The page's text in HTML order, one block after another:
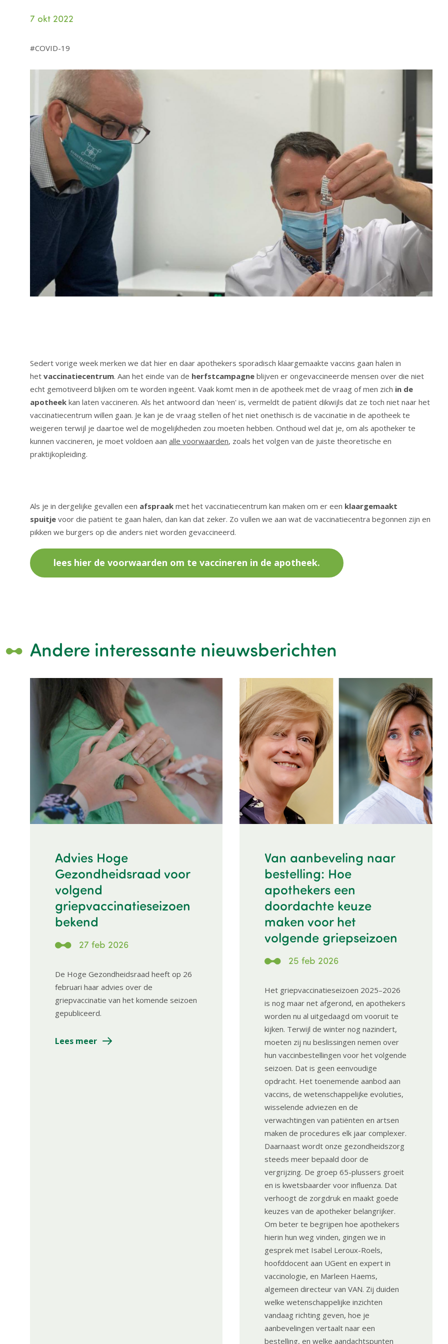
7 okt 2022
COVID-19
Sedert vorige week merken we dat hier en daar apothekers sporadisch klaargemaakte vaccins gaan halen in
het vaccinatiecentrum. Aan het einde van de herfstcampagne blijven er ongevaccineerde mensen over die niet
echt gemotiveerd blijken om te worden ingeënt. Vaak komt men in de apotheek met de vraag of men zich in de
apotheek kan laten vaccineren. Als het antwoord dan 'neen' is, vermeldt de patiënt dikwijls dat ze toch niet naar het
vaccinatiecentrum willen gaan. Je kan je de vraag stellen of het niet onethisch is de vaccinatie in de apotheek te
weigeren terwijl je daartoe wel de mogelijkheden zou moeten hebben. Onthoud wel dat je, om als apotheker te
kunnen vaccineren, je moet voldoen aan alle voorwaarden, zoals het volgen van de juiste theoretische en
praktijkopleiding.
Als je in dergelijke gevallen een afspraak met het vaccinatiecentrum kan maken om er een klaargemaakt
spuitje voor die patiënt te gaan halen, dan kan dat zeker. Zo vullen we aan wat de vaccinatiecentra begonnen zijn en
pikken we burgers op die anders niet worden gevaccineerd.
lees hier de voorwaarden om te vaccineren in de apotheek.
Andere interessante nieuwsberichten
Advies Hoge
Gezondheidsraad voor
volgend
griepvaccinatieseizoen
bekend
27 feb 2026
De Hoge Gezondheidsraad heeft op 26
februari haar advies over de
griepvaccinatie van het komende seizoen
gepubliceerd.
Lees meer
Image
Van aanbeveling naar
bestelling: Hoe
apothekers een
doordachte keuze
maken voor het
volgende griepseizoen
25 feb 2026
Het griepvaccinatieseizoen 2025–2026
is nog maar net afgerond, en apothekers
worden nu al uitgedaagd om vooruit te
kijken. Terwijl de winter nog nazindert,
moeten zij nu beslissingen nemen over
hun vaccinbestellingen voor het volgende
seizoen. Dat is geen eenvoudige
opdracht. Het toenemende aanbod aan
vaccins, de wetenschappelijke evoluties,
wisselende adviezen en de
verwachtingen van patiënten en artsen
maken de procedures elk jaar complexer.
Daarnaast wordt onze gezondheidszorg
steeds meer bepaald door de
vergrijzing. De groep 65-plussers groeit
en is kwetsbaarder voor influenza. Dat
verhoogt de zorgdruk en maakt goede
keuzes van de apotheker belangrijker.
Om beter te begrijpen hoe apothekers
hierin hun weg vinden, gingen we in
gesprek met Isabel Leroux-Roels,
hoofddocent aan UGent en expert in
vaccinologie, en Marleen Haems,
algemeen directeur van VAN. Zij duiden
welke wetenschappelijke inzichten
vandaag richting geven, hoe je
aanbevelingen vertaalt naar een
bestelling, en welke aandachtspunten